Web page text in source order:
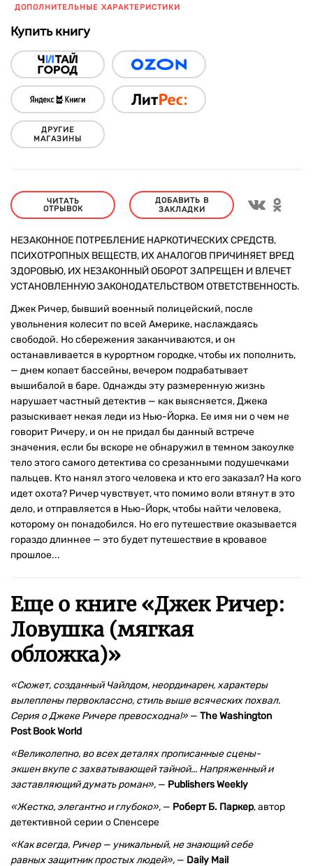
ДОПОЛНИТЕЛЬНЫЕ ХАРАКТЕРИСТИКИ
Купить книгу
ДРУГИЕ
МАГАЗИНЫ
ЧИТАТЬ
ОТРЫВОК
ДОБАВИТЬ В
ЗАКЛАДКИ
НЕЗАКОННОЕ ПОТРЕБЛЕНИЕ НАРКОТИЧЕСКИХ СРЕДСТВ,
ПСИХОТРОПНЫХ ВЕЩЕСТВ, ИХ АНАЛОГОВ ПРИЧИНЯЕТ ВРЕД
ЗДОРОВЬЮ, ИХ НЕЗАКОННЫЙ ОБОРОТ ЗАПРЕЩЕН И ВЛЕЧЕТ
УСТАНОВЛЕННУЮ ЗАКОНОДАТЕЛЬСТВОМ ОТВЕТСТВЕННОСТЬ.
Джек Ричер, бывший военный полицейский, после
увольнения колесит по всей Америке, наслаждаясь
свободой. Но сбережения заканчиваются, и он
останавливается в курортном городке, чтобы их пополнить,
— днем копает бассейны, вечером подрабатывает
вышибалой в баре. Однажды эту размеренную жизнь
нарушает частный детектив — как выясняется, Джека
разыскивает некая леди из Нью-Йорка. Ее имя ни о чем не
говорит Ричеру, и он не придал бы данный встрече
значения, если бы вскоре не обнаружил в темном закоулке
тело этого самого детектива со срезанными подушечками
пальцев. Кто нанял этого человека и кто его заказал? На кого
идет охота? Ричер чувствует, что помимо воли втянут в это
дело, и отправляется в Нью-Йорк, чтобы найти человека,
которому он понадобился. Но его путешествие оказывается
гораздо длиннее — это будет путешествие в кровавое
прошлое...
Еще о книге «Джек Ричер:
Ловушка (мягкая
обложка)»
«Сюжет, созданный Чайлдом, неординарен, характеры
вылеплены первоклассно, стиль выше всяческих похвал.
Серия о Джеке Ричере превосходна!» — The Washington
Post Book World
«Великолепно, во всех деталях прописанные сцены-
экшен вкупе с захватывающей тайной... Напряженный и
заставляющий думать роман», — Publishers Weekly
«Жестко, элегантно и глубоко», — Роберт Б. Паркер, автор
детективной серии о Спенсере
«Как всегда, Ричер — уникальный, не знающий себе
равных защитник простых людей», — Daily Mail